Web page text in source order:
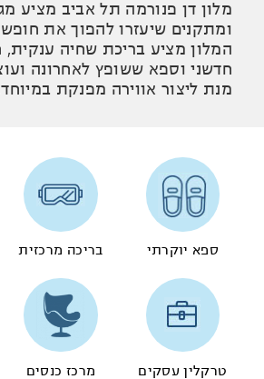
מלון דן פנורמה תל אביב מציע
ומתקנים שיעזרו להפוך את
המלון מציע בריכת שחיה ענקית,
חדשני וספא ששופץ לאחרונה
מנת ליצור אווירה מפנקת
ספא יוקרתי בריכה מרכזית
טרקלין עסקים מרכז כנסים